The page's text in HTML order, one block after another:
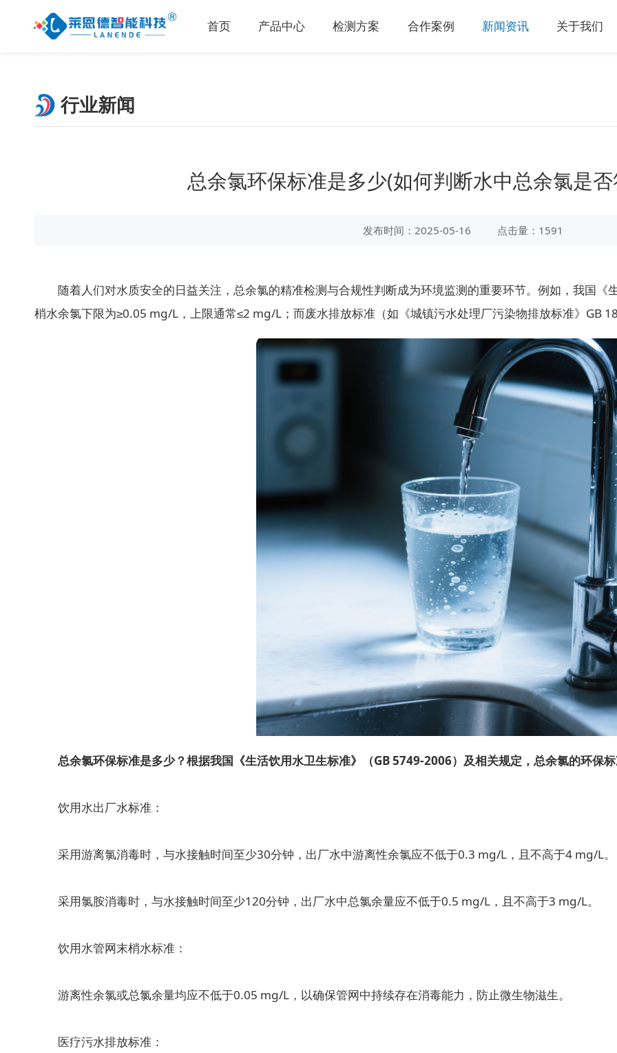
首页 产品中心 检测方案 合作案例 新闻资讯 关于我们
行业新闻
总余氯环保标准是多少(如何判断水中总余氯是
发布时间：2025-05-16 点击量：1591
随着人们对水质安全的日益关注，总余氯的精准检测与合规性判断成为环境监测的重要环节。例如，我国《
梢水余氯下限为≥0.05 mg/L，上限通常≤2 mg/L；而废水排放标准（如《城镇污水处理厂污染物排放标准》GB
总余氯环保标准是多少？根据我国《生活饮用水卫生标准》（GB 5749-2006）及相关规定，总余氯的环保
饮用水出厂水标准：
采用游离氯消毒时，与水接触时间至少30分钟，出厂水中游离性余氯应不低于0.3 mg/L，且不高于4 mg/L。
采用氯胺消毒时，与水接触时间至少120分钟，出厂水中总氯余量应不低于0.5 mg/L，且不高于3 mg/L。
饮用水管网末梢水标准：
游离性余氯或总氯余量均应不低于0.05 mg/L，以确保管网中持续存在消毒能力，防止微生物滋生。
医疗污水排放标准：